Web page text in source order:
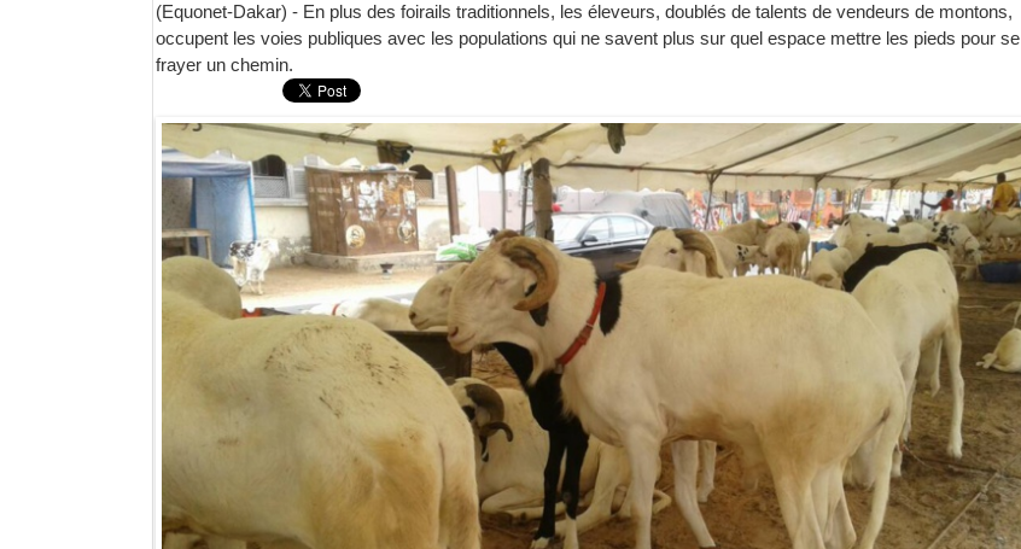
(Equonet-Dakar) - En plus des foirails traditionnels, les éleveurs, doublés de talents de vendeurs de montons,
occupent les voies publiques avec les populations qui ne savent plus sur quel espace mettre les pieds pour se
frayer un chemin.